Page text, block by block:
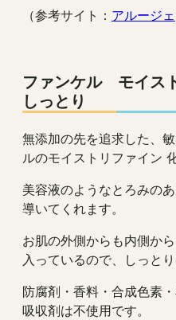
（参考サイト： アルージェ
ファンケル モイス
しっとり
無添加の先を追求した、
ルのモイストリファイン
美容液のようなとろみの
導いてくれます。
お肌の外側からも内側か
入っているので、しっと
防腐剤・香料・合成色素
吸収剤は不使用です。